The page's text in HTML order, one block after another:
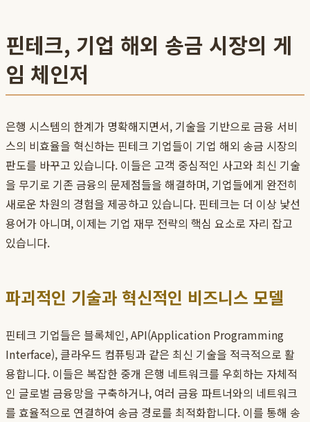
핀테크, 기업 해외 송금 시장의 게
임 체인저
은행 시스템의 한계가 명확해지면서, 기술을 기반으로 금융 서비
스의 비효율을 혁신하는 핀테크 기업들이 기업 해외 송금 시장의
판도를 바꾸고 있습니다. 이들은 고객 중심적인 사고와 최신 기술
을 무기로 기존 금융의 문제점들을 해결하며, 기업들에게 완전히
새로운 차원의 경험을 제공하고 있습니다. 핀테크는 더 이상 낯선
용어가 아니며, 이제는 기업 재무 전략의 핵심 요소로 자리 잡고
있습니다.
파괴적인 기술과 혁신적인 비즈니스 모델
핀테크 기업들은 블록체인, API(Application Programming
Interface), 클라우드 컴퓨팅과 같은 최신 기술을 적극적으로 활
용합니다. 이들은 복잡한 중개 은행 네트워크를 우회하는 자체적
인 글로벌 금융망을 구축하거나, 여러 금융 파트너와의 네트워크
를 효율적으로 연결하여 송금 경로를 최적화합니다. 이를 통해 송